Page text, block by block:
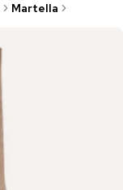
Martella